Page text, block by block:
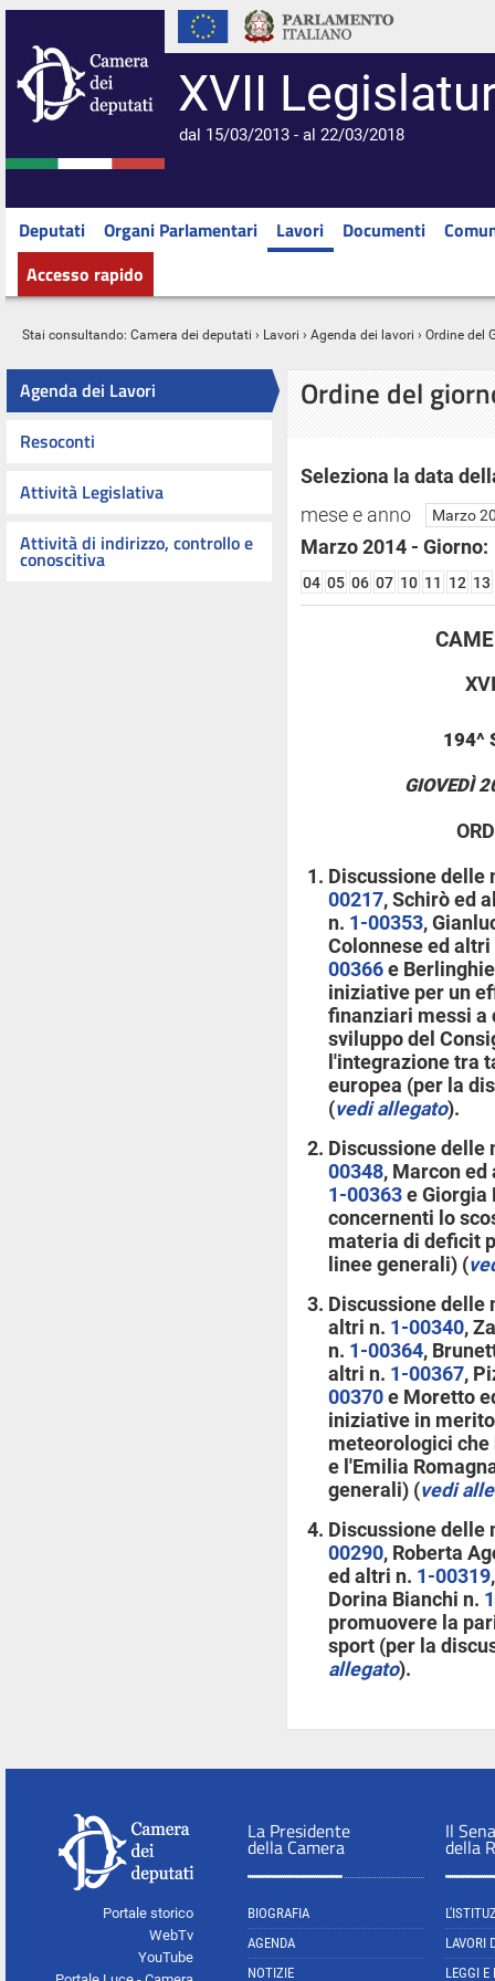
XVII
dal 15/03/2013 - al 22/03/2018
Deputati Organi Parlamentari Lavori Documenti
Accesso rapido
Stai consultando: Camera dei deputati › Lavori › Agenda dei lavori › Ordine del
Agenda dei Lavori
Resoconti
Attività Legislativa
Attività di indirizzo, controllo e
conoscitiva
Ordine del
Seleziona la data
mese e anno
Marzo 2014 - Giorno:
04 05 06 07 10 11 12 13
194^
GIOVEDÌ
Discussione
00217, Schirò ed
n. 1-00353,
Colonnese ed
00366 e
iniziative per un
finanziari messi a
sviluppo del
l'integrazione tra
europea (per la
(vedi allegato).
Discussione
00348, Marcon
1-00363 e
concernenti lo
materia di deficit
linee generali) (
Discussione delle
altri n. 1-00340,
n. 1-00364,
altri n. 1-00367,
00370 e Moretto
iniziative in
meteorologici che
e l'Emilia
generali) (vedi
Discussione
00290, Roberta
ed altri n. 1-00319
Dorina Bianchi n.
promuovere la
sport (per la
allegato).
Portale storico
WebTv
YouTube
La Presidente
della Camera
BIOGRAFIA
AGENDA
NOTIZIE
Il
della
LAVORI
LEGGI E